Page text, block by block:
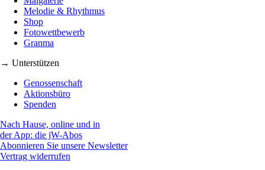
Melodie & Rhythmus
Shop
Fotowettbewerb
Granma
→ Unterstützen
Genossenschaft
Aktionsbüro
Spenden
Nach Hause, online und in
der App: die jW-Abos
Abonnieren Sie unsere Newsletter
Vertrag widerrufen